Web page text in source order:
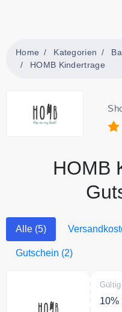
Home Kategorien
HOMB Kindertrage
HOMB
Alle (5)
Gutschein (2)